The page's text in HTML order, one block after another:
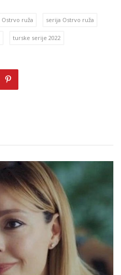
Ostrvo ruža serija Ostrvo ruža
turske serije 2022